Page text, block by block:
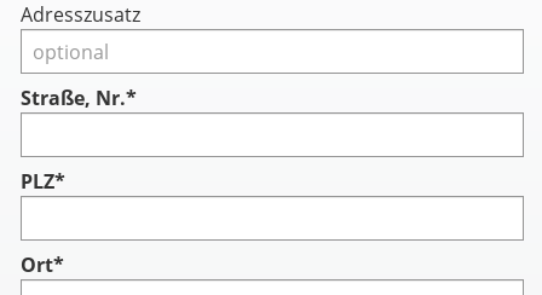
Adresszusatz
Straße, Nr.*
PLZ*
Ort*